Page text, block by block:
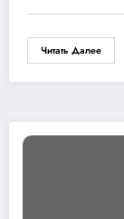
Читать Далее